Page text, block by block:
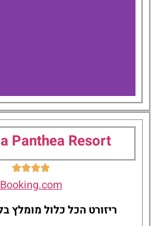
Beach
Hotel
Panthea Resort
Booking.com
ריזורט הכל כלול מומלץ